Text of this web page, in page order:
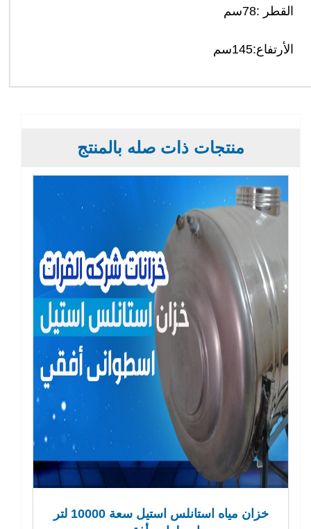
القطر :78سم
الأرتفاع:145سم
منتجات ذات صله بالمنتج
خزان مياه استانلس استيل سعة 10000 لتر